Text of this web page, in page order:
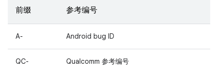
前缀 参考编号
A- Android bug ID
QC- Qualcomm 参考编号